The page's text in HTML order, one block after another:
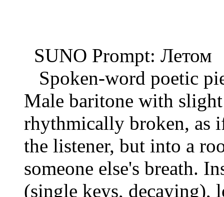
SUNO Prompt: Летом
Spoken-word poetic
Male baritone with
rhythmically broken, as
the listener, but into a
someone else's breath.
(single keys, decaying),